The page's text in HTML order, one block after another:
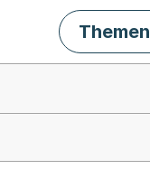
Themen